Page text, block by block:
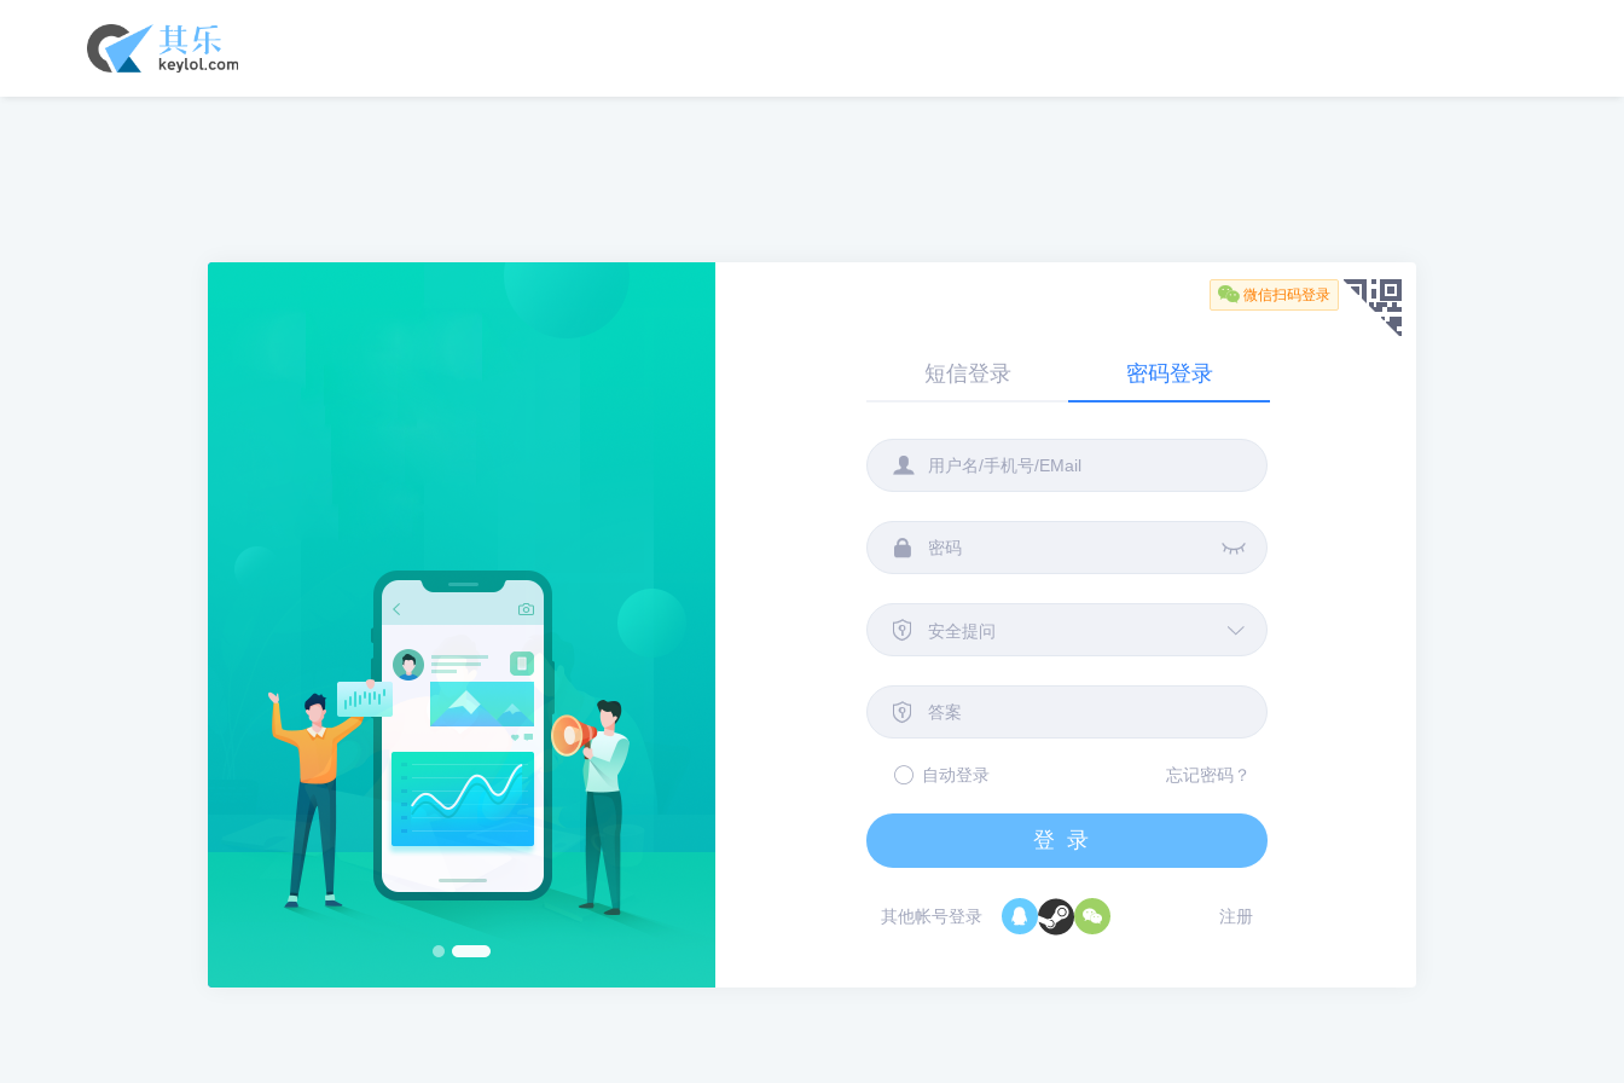
 微信扫码登录
短信登录 密码登录

 
 安全提问 

自动登录 忘记密码？
登录
其他帐号登录   注册